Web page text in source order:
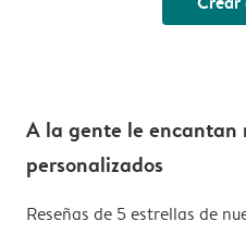
A la gente le encantan
personalizados
Reseñas de 5 estrellas de